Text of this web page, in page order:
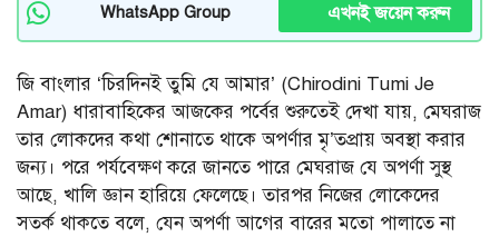
WhatsApp Group এখনই জয়েন করুন
জি বাংলার ‘চিরদিনই তুমি যে আমার’ (Chirodini Tumi Je
Amar) ধারাবাহিকের আজকের পর্বের শুরুতেই দেখা যায়, মেঘরাজ
তার লোকদের কথা শোনাতে থাকে অপর্ণার মৃ’তপ্রায় অবস্থা করার
জন্য। পরে পর্যবেক্ষণ করে জানতে পারে মেঘরাজ যে অপর্ণা সুস্থ
আছে, খালি জ্ঞান হারিয়ে ফেলেছে। তারপর নিজের লোকেদের
সতর্ক থাকতে বলে, যেন অপর্ণা আগের বারের মতো পালাতে না